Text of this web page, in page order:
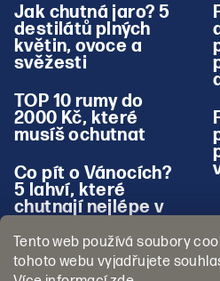
Tento web používá soubory
tohoto webu vyjadřujete
Jak chutná jaro? 5
destilátů plných
květin, ovoce a
svěžesti
TOP 10 rumy do
2000 Kč, které
musíš ochutnat
Co pít o Vánocích?
5 lahví, které
chutnají nejlépe v